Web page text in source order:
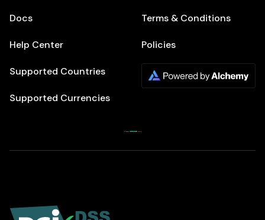
Docs
Help Center
Supported Countries
Supported Currencies
Terms & Conditions
Policies